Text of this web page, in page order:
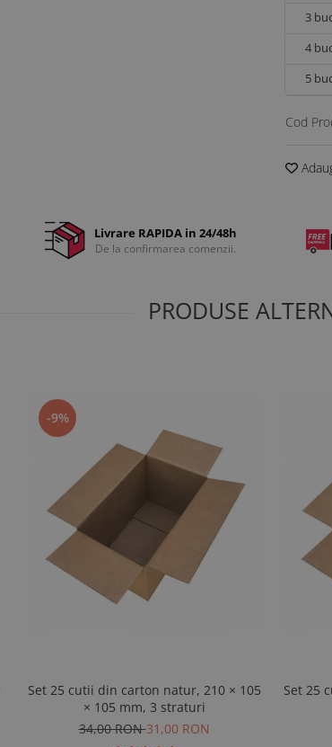
3
4
5
Cod
Livrare RAPIDA in 24/48h
De la confirmarea comenzii.
PRODUSE
-9%
Set 25 cutii din carton natur, 210 × 105
× 105 mm, 3 straturi
34,00 RON31,00 RON
Set 25